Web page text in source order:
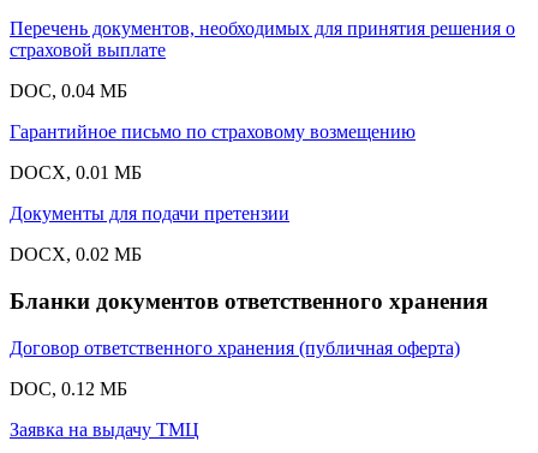
Перечень документов, необходимых для принятия решения о
страховой выплате
DOC, 0.04 МБ
Гарантийное письмо по страховому возмещению
DOCX, 0.01 МБ
Документы для подачи претензии
DOCX, 0.02 МБ
Бланки документов ответственного хранения
Договор ответственного хранения (публичная оферта)
DOC, 0.12 МБ
Заявка на выдачу ТМЦ